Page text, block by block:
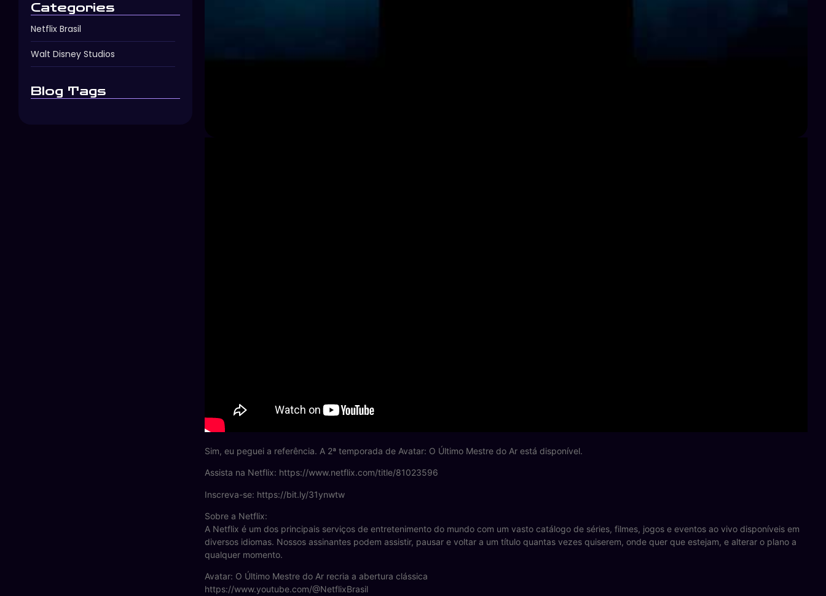
Categories
Netflix Brasil
Walt Disney Studios
Blog Tags
Sim, eu peguei a referência. A 2ª temporada de Avatar: O Último Mestre do Ar está disponível.
Assista na Netflix: https://www.netflix.com/title/81023596
Inscreva-se: https://bit.ly/31ynwtw
Sobre a Netflix:
A Netflix é um dos principais serviços de entretenimento do mundo com um vasto catálogo de séries, filmes, jogos e eventos ao vivo disponíveis em
diversos idiomas. Nossos assinantes podem assistir, pausar e voltar a um título quantas vezes quiserem, onde quer que estejam, e alterar o plano a
qualquer momento.
Avatar: O Último Mestre do Ar recria a abertura clássica
https://www.youtube.com/@NetflixBrasil